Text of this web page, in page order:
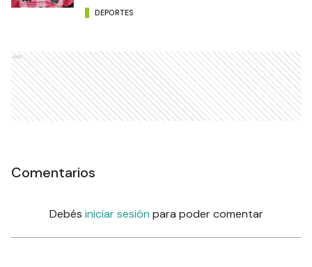
DEPORTES
Ads
Comentarios
Debés iniciar sesión para poder comentar